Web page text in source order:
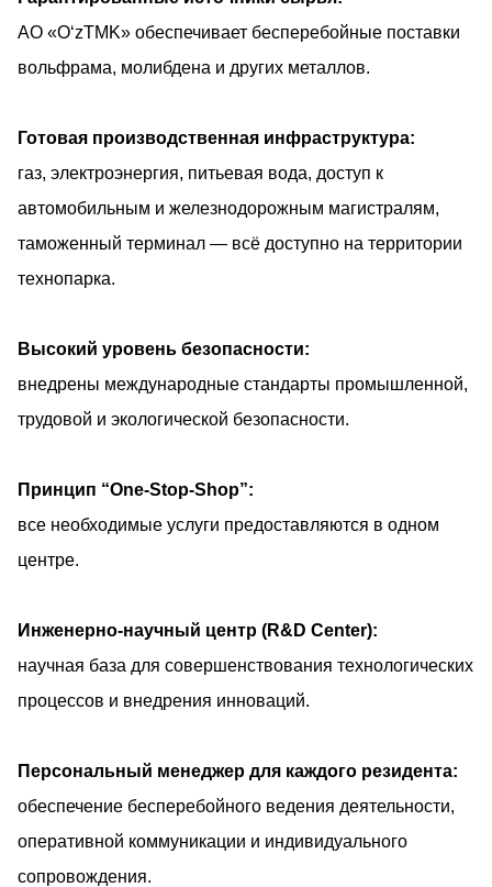
АО «O‘zTMK» обеспечивает бесперебойные поставки
вольфрама, молибдена и других металлов.
Готовая производственная инфраструктура:
газ, электроэнергия, питьевая вода, доступ к
автомобильным и железнодорожным магистралям,
таможенный терминал — всё доступно на территории
технопарка.
Высокий уровень безопасности:
внедрены международные стандарты промышленной,
трудовой и экологической безопасности.
Принцип “One-Stop-Shop”:
все необходимые услуги предоставляются в одном
центре.
Инженерно-научный центр (R&D Center):
научная база для совершенствования технологических
процессов и внедрения инноваций.
Персональный менеджер для каждого резидента:
обеспечение бесперебойного ведения деятельности,
оперативной коммуникации и индивидуального
сопровождения.